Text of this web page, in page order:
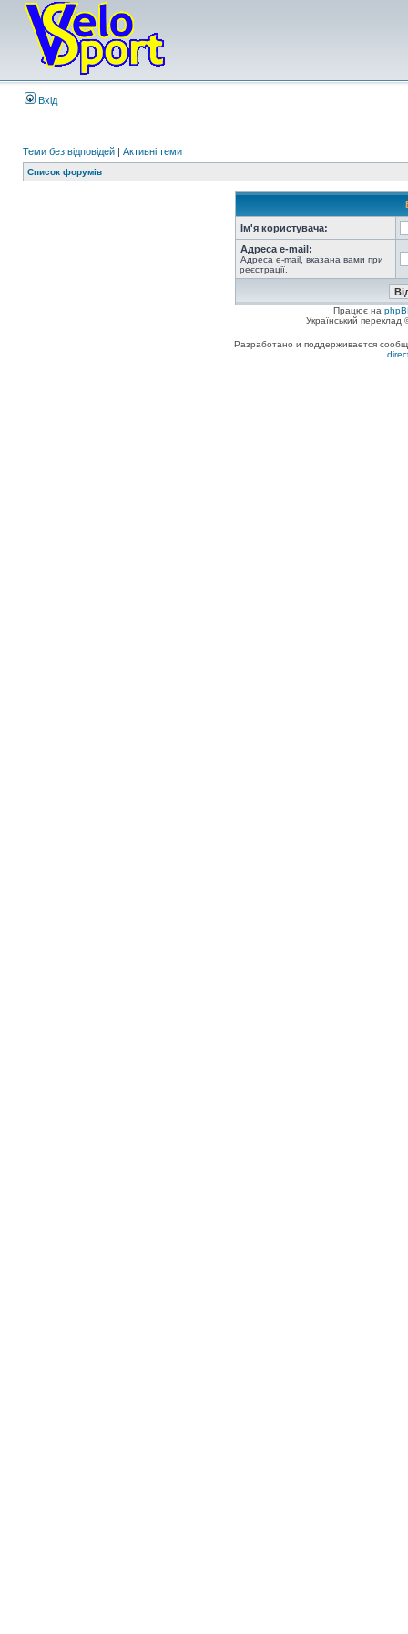
Вхід
Теми без відповідей | Активні теми
Список форумів
Ім'я користувача:
Адреса e-mail:
Адреса e-mail, вказана вами при
реєстрації.
Працює на
Український
Разработано и поддерживается